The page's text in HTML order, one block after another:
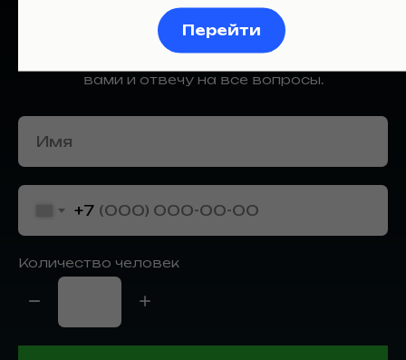
НРАВИТСЯ?
вами и отвечу на все вопросы.
+7
Количество человек
Перейти